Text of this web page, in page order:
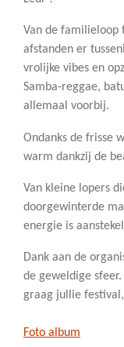
Van de familieloop
afstanden er
vrolijke vibes en
Samba-reggae,
allemaal voorbij.
Ondanks de frisse
warm dankzij de
Van kleine lopers
doorgewinterde
energie is
Dank aan de
de geweldige
graag jullie
Foto album